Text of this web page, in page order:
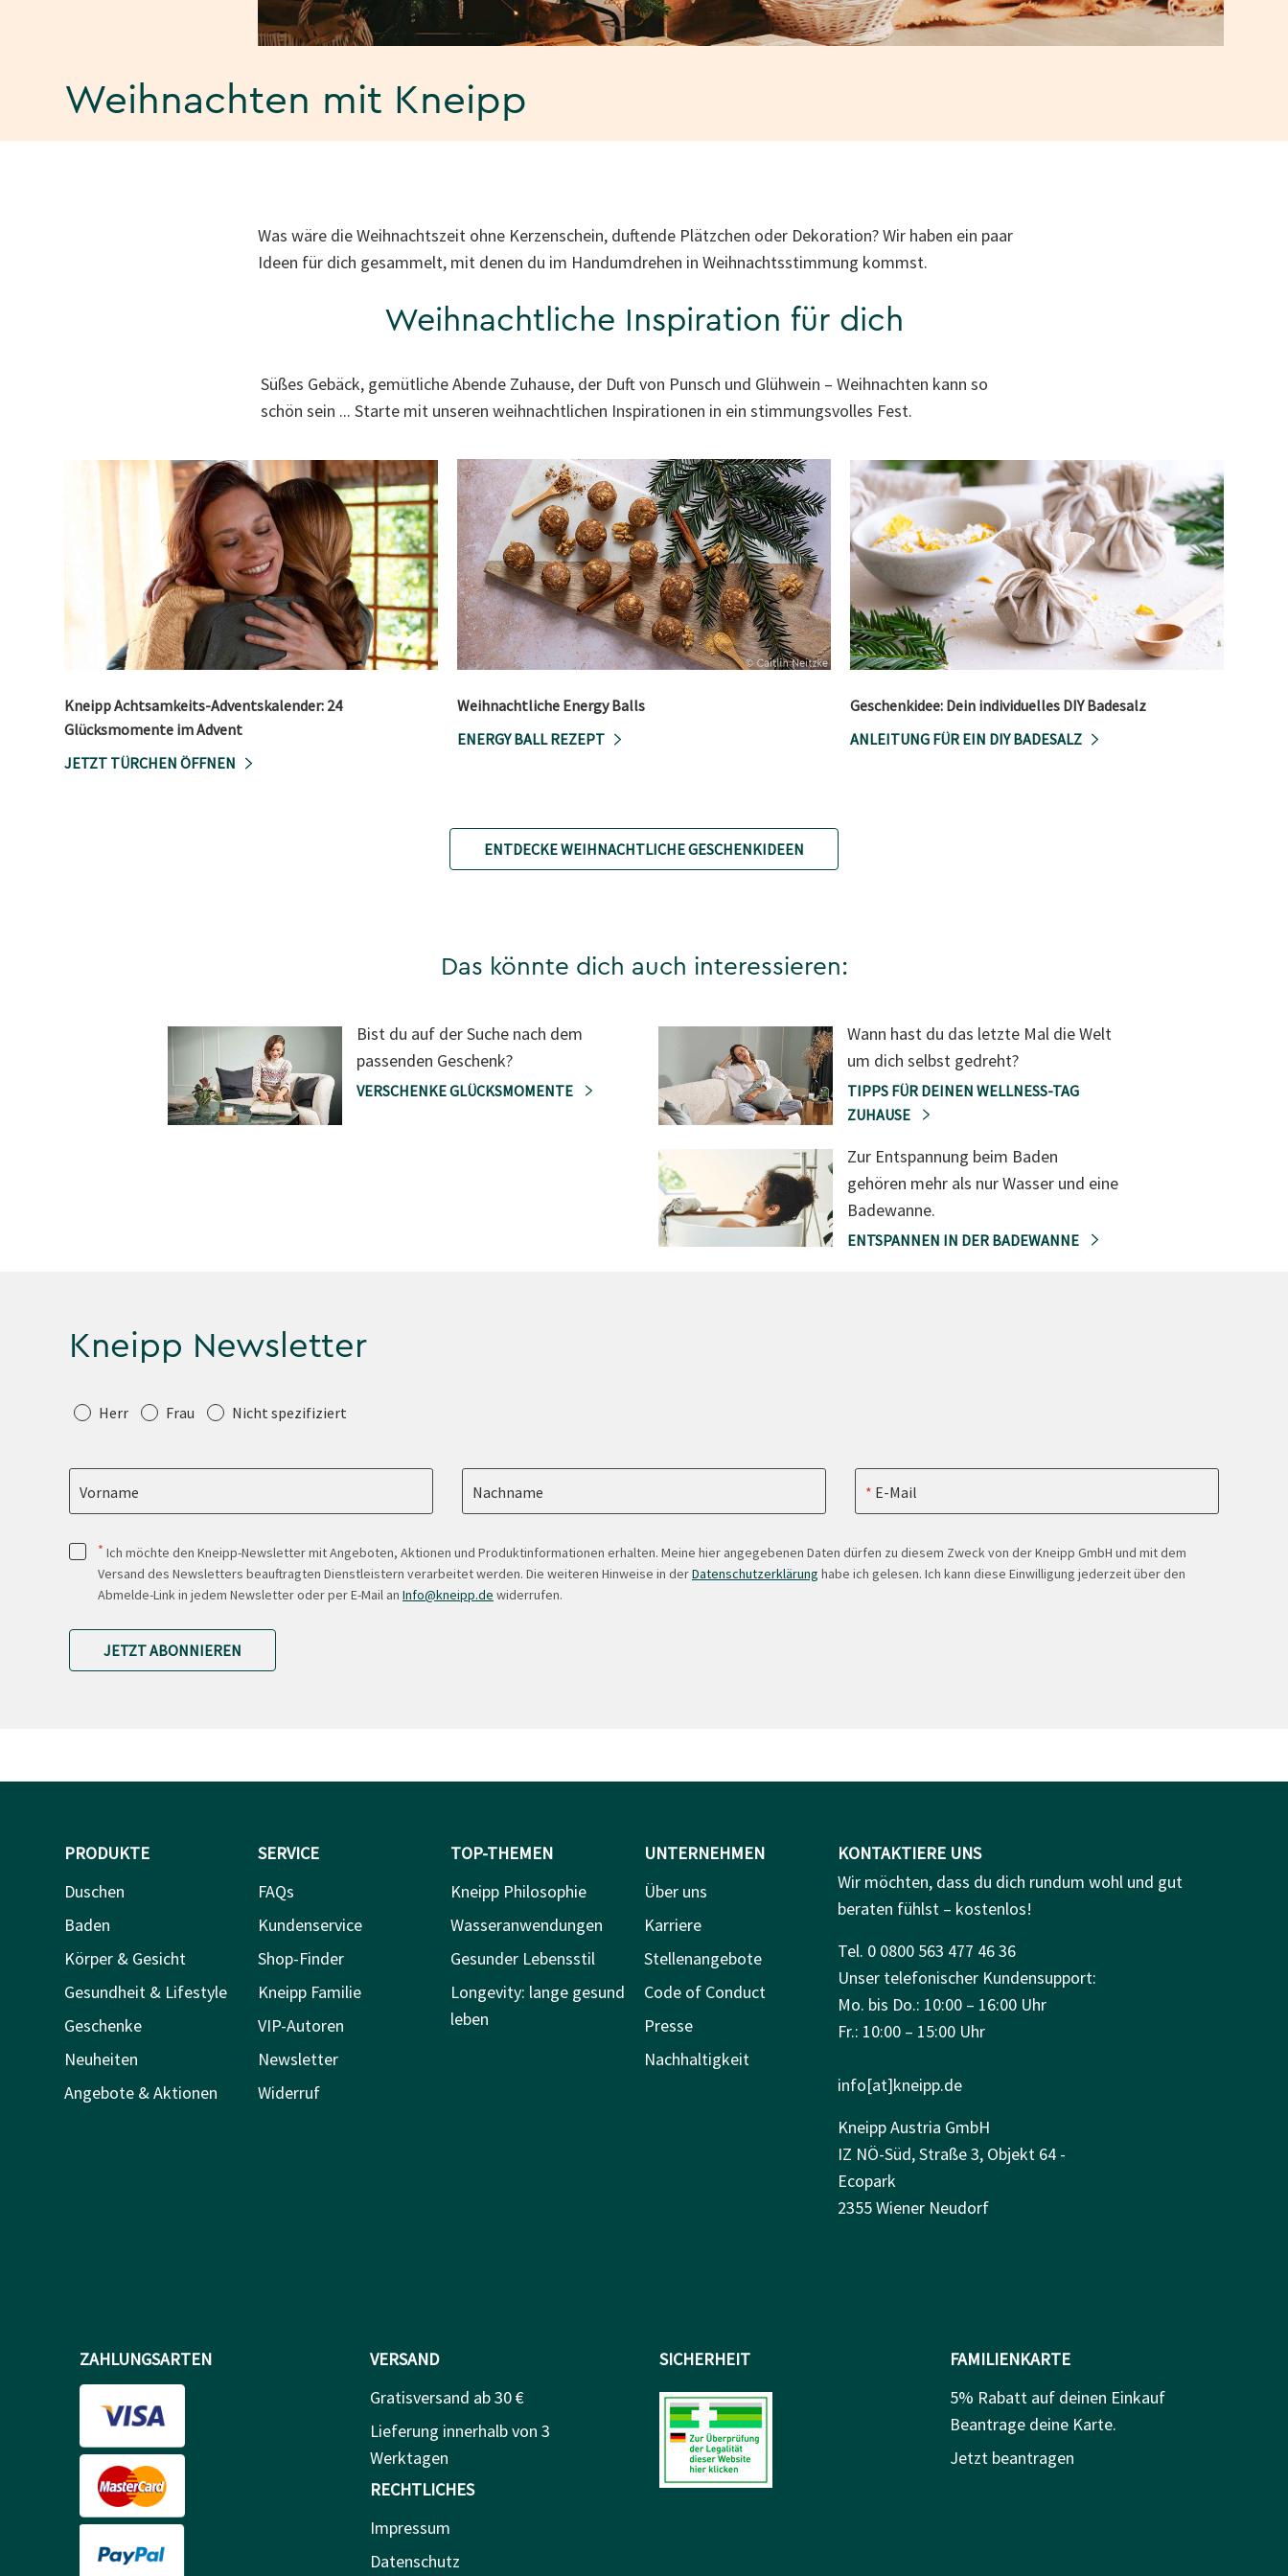
Weihnachten mit Kneipp
Was wäre die Weihnachtszeit ohne Kerzenschein, duftende Plätzchen oder Dekoration? Wir haben ein paar
Ideen für dich gesammelt, mit denen du im Handumdrehen in Weihnachtsstimmung kommst.
Weihnachtliche Inspiration für dich
Süßes Gebäck, gemütliche Abende Zuhause, der Duft von Punsch und Glühwein – Weihnachten kann so
schön sein ... Starte mit unseren weihnachtlichen Inspirationen in ein stimmungsvolles Fest.
Kneipp Achtsamkeits-Adventskalender: 24
Glücksmomente im Advent
JETZT TÜRCHEN ÖFFNEN
Weihnachtliche Energy Balls
ENERGY BALL REZEPT
Geschenkidee: Dein individuelles DIY Badesalz
ANLEITUNG FÜR EIN DIY BADESALZ
ENTDECKE WEIHNACHTLICHE GESCHENKIDEEN
Das könnte dich auch interessieren:
Bist du auf der Suche nach dem
passenden Geschenk?
VERSCHENKE GLÜCKSMOMENTE
Wann hast du das letzte Mal die Welt
um dich selbst gedreht?
TIPPS FÜR DEINEN WELLNESS-TAG
ZUHAUSE
Zur Entspannung beim Baden
gehören mehr als nur Wasser und eine
Badewanne.
ENTSPANNEN IN DER BADEWANNE
Kneipp Newsletter
Anrede
Herr Frau Nicht spezifiziert
Vorname Nachname E-Mail
* Ich möchte den Kneipp-Newsletter mit Angeboten, Aktionen und Produktinformationen erhalten. Meine hier angegebenen Daten dürfen zu diesem Zweck von der Kneipp GmbH und mit dem
Versand des Newsletters beauftragten Dienstleistern verarbeitet werden. Die weiteren Hinweise in derDatenschutzerklärung habe ich gelesen. Ich kann diese Einwilligung jederzeit über den
Abmelde-Link in jedem Newsletter oder per E-Mail an Info@kneipp.de widerrufen.
JETZT ABONNIEREN
PRODUKTE
Duschen
Baden
Körper & Gesicht
Gesundheit & Lifestyle
Geschenke
Neuheiten
Angebote & Aktionen
SERVICE
FAQs
Kundenservice
Shop-Finder
Kneipp Familie
VIP-Autoren
Newsletter
Widerruf
TOP-THEMEN
Kneipp Philosophie
Wasseranwendungen
Gesunder Lebensstil
Longevity: lange gesund
leben
UNTERNEHMEN
Über uns
Karriere
Stellenangebote
Code of Conduct
Presse
Nachhaltigkeit
KONTAKTIERE UNS
Wir möchten, dass du dich rundum wohl und gut
beraten fühlst – kostenlos!
Tel. 0 0800 563 477 46 36
Unser telefonischer Kundensupport:
Mo. bis Do.: 10:00 – 16:00 Uhr
Fr.: 10:00 – 15:00 Uhr
info[at]kneipp.de
Kneipp Austria GmbH
IZ NÖ-Süd, Straße 3, Objekt 64 -
Ecopark
2355 Wiener Neudorf
ZAHLUNGSARTEN
VERSAND
Gratisversand ab 30 €
Lieferung innerhalb von 3
Werktagen
RECHTLICHES
Impressum
Datenschutz
SICHERHEIT
FAMILIENKARTE
5% Rabatt auf deinen Einkauf
Beantrage deine Karte.
Jetzt beantragen